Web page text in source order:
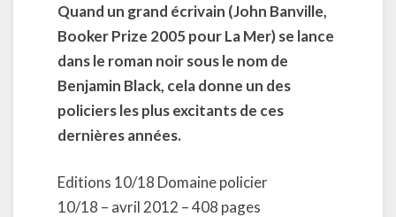
Quand un grand écrivain (John Banville,
Booker Prize 2005 pour La Mer) se lance
dans le roman noir sous le nom de
Benjamin Black, cela donne un des
policiers les plus excitants de ces
dernières années.
Editions 10/18 Domaine policier
10/18 – avril 2012 – 408 pages